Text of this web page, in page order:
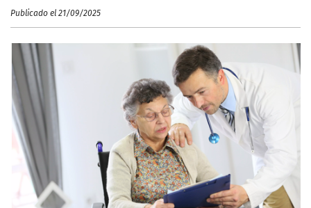
Publicado el 21/09/2025